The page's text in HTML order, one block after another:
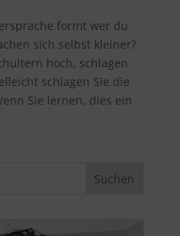
formt wer du
sich selbst kleiner?
hoch, schlagen
schlagen Sie die
Sie lernen, dies ein
Suchen